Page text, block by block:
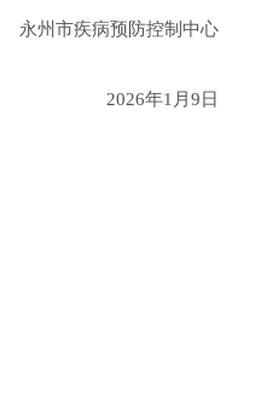
永州市疾病预防控制中心
2026年1月9日